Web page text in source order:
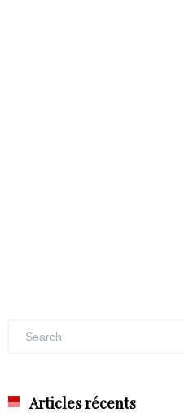
Articles récents